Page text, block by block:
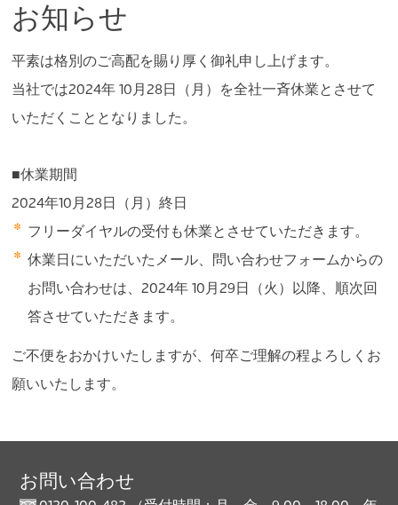
お知らせ
平素は格別のご高配を賜り厚く御礼申し上げます。
当社では2024年 10月28日（月）を全社一斉休業とさせて
いただくこととなりました。
■休業期間
2024年10月28日（月）終日
フリーダイヤルの受付も休業とさせていただきます。
休業日にいただいたメール、問い合わせフォームからの
お問い合わせは、2024年 10月29日（火）以降、順次回
答させていただきます。
ご不便をおかけいたしますが、何卒ご理解の程よろしくお
願いいたします。
お問い合わせ